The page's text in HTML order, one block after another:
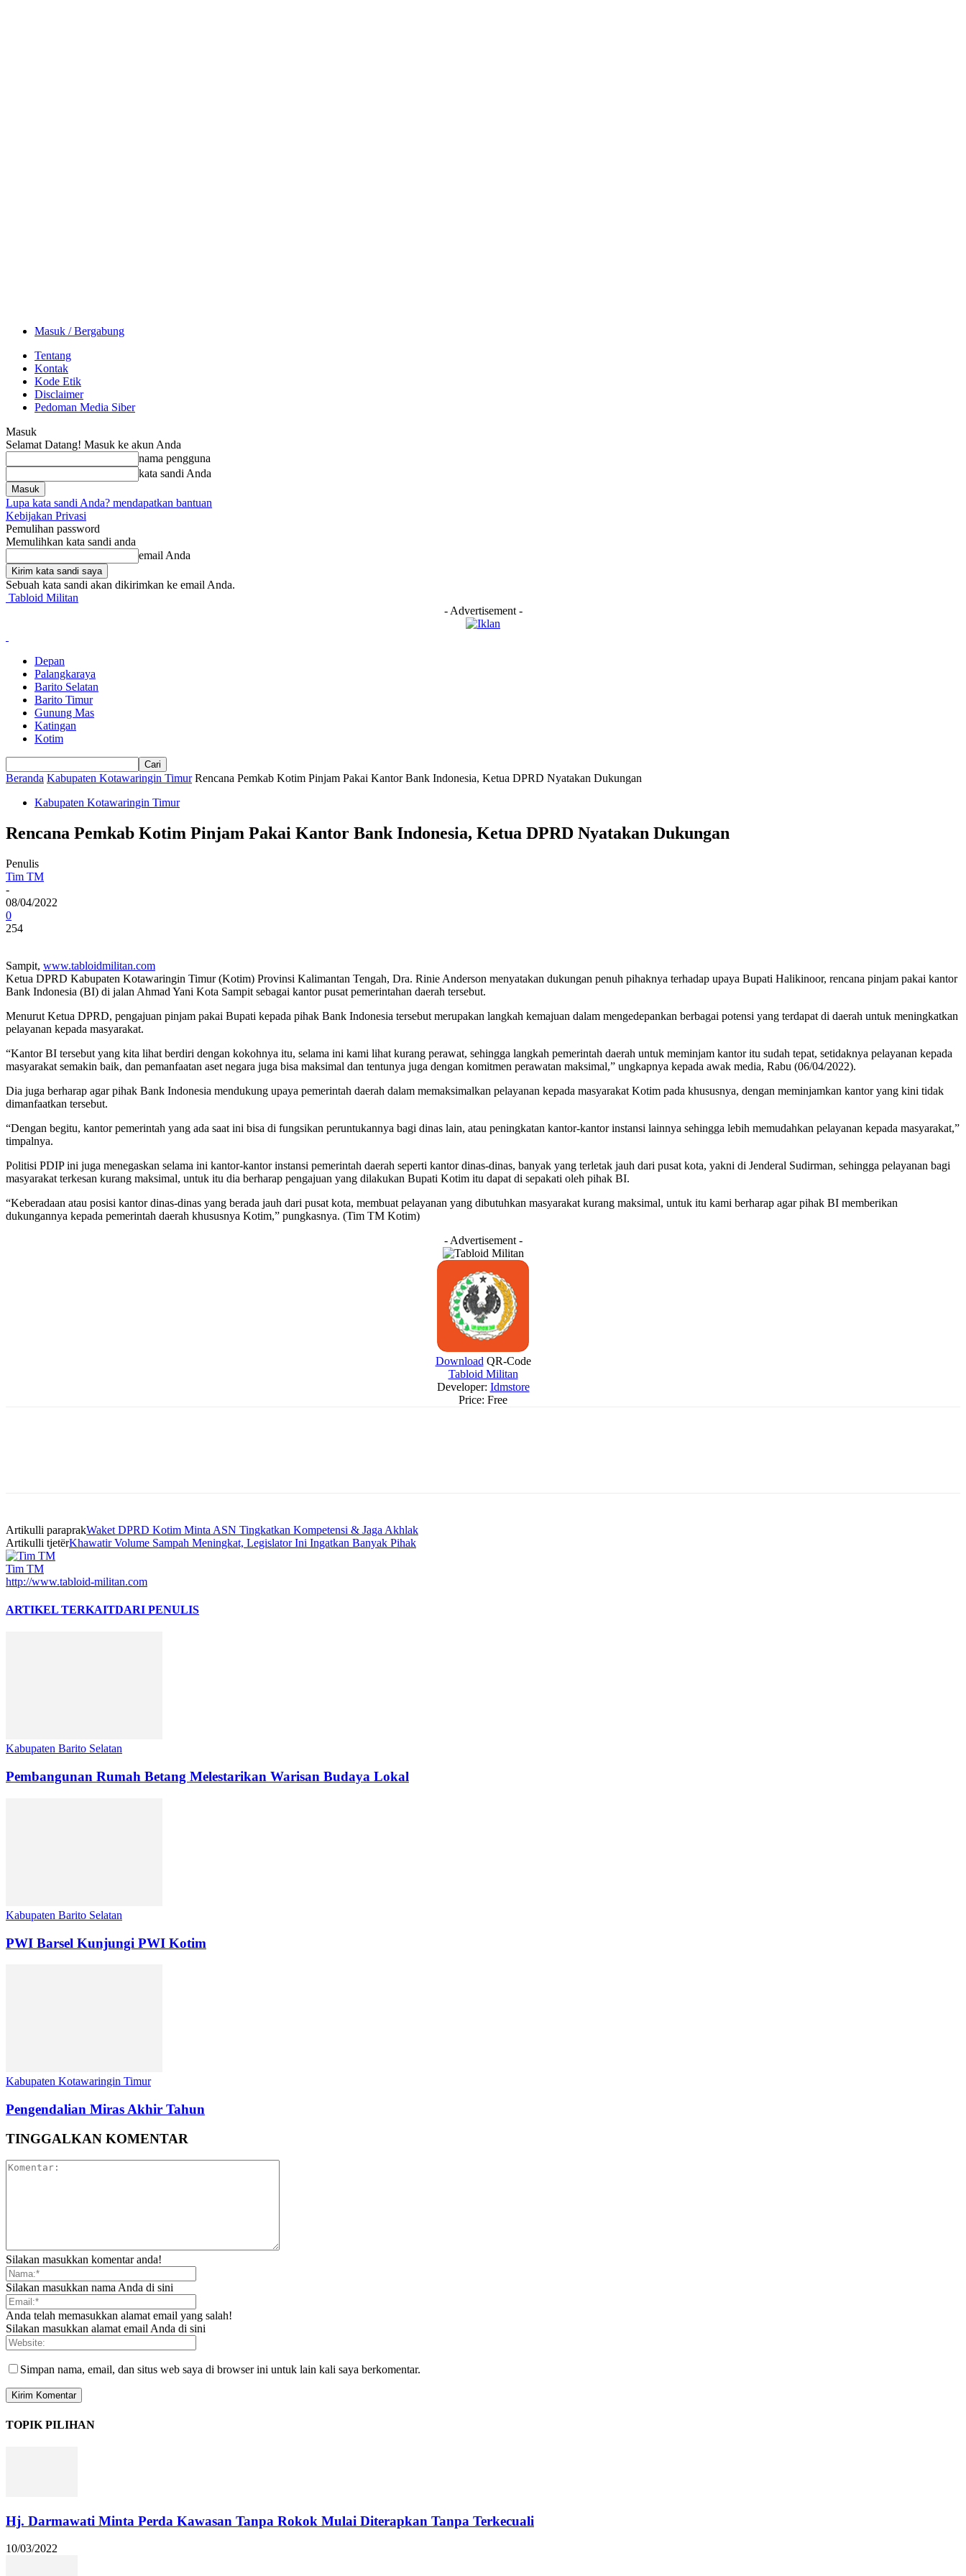
Masuk / Bergabung
Tentang
Kontak
Kode Etik
Disclaimer
Pedoman Media Siber
Masuk
Selamat Datang! Masuk ke akun Anda
nama pengguna
kata sandi Anda
Lupa kata sandi Anda? mendapatkan bantuan
Kebijakan Privasi
Pemulihan password
Memulihkan kata sandi anda
email Anda
Sebuah kata sandi akan dikirimkan ke email Anda.
Tabloid Militan
- Advertisement -
Depan
Palangkaraya
Barito Selatan
Barito Timur
Gunung Mas
Katingan
Kotim
Beranda Kabupaten Kotawaringin Timur Rencana Pemkab Kotim Pinjam Pakai Kantor Bank Indonesia, Ketua DPRD Nyatakan Dukungan
Kabupaten Kotawaringin Timur
Rencana Pemkab Kotim Pinjam Pakai Kantor Bank Indonesia, Ketua DPRD Nyatakan Dukungan
Penulis
Tim TM
-
08/04/2022
0
254
Sampit, www.tabloidmilitan.com
Ketua DPRD Kabupaten Kotawaringin Timur (Kotim) Provinsi Kalimantan Tengah, Dra. Rinie Anderson menyatakan dukungan penuh pihaknya terhadap upaya Bupati Halikinoor, rencana pinjam pakai kantor
Bank Indonesia (BI) di jalan Ahmad Yani Kota Sampit sebagai kantor pusat pemerintahan daerah tersebut.
Menurut Ketua DPRD, pengajuan pinjam pakai Bupati kepada pihak Bank Indonesia tersebut merupakan langkah kemajuan dalam mengedepankan berbagai potensi yang terdapat di daerah untuk meningkatkan
pelayanan kepada masyarakat.
“Kantor BI tersebut yang kita lihat berdiri dengan kokohnya itu, selama ini kami lihat kurang perawat, sehingga langkah pemerintah daerah untuk meminjam kantor itu sudah tepat, setidaknya pelayanan kepada
masyarakat semakin baik, dan pemanfaatan aset negara juga bisa maksimal dan tentunya juga dengan komitmen perawatan maksimal,” ungkapnya kepada awak media, Rabu (06/04/2022).
Dia juga berharap agar pihak Bank Indonesia mendukung upaya pemerintah daerah dalam memaksimalkan pelayanan kepada masyarakat Kotim pada khususnya, dengan meminjamkan kantor yang kini tidak
dimanfaatkan tersebut.
“Dengan begitu, kantor pemerintah yang ada saat ini bisa di fungsikan peruntukannya bagi dinas lain, atau peningkatan kantor-kantor instansi lainnya sehingga lebih memudahkan pelayanan kepada masyarakat,”
timpalnya.
Politisi PDIP ini juga menegaskan selama ini kantor-kantor instansi pemerintah daerah seperti kantor dinas-dinas, banyak yang terletak jauh dari pusat kota, yakni di Jenderal Sudirman, sehingga pelayanan bagi
masyarakat terkesan kurang maksimal, untuk itu dia berharap pengajuan yang dilakukan Bupati Kotim itu dapat di sepakati oleh pihak BI.
“Keberadaan atau posisi kantor dinas-dinas yang berada jauh dari pusat kota, membuat pelayanan yang dibutuhkan masyarakat kurang maksimal, untuk itu kami berharap agar pihak BI memberikan
dukungannya kepada pemerintah daerah khususnya Kotim,” pungkasnya. (Tim TM Kotim)
- Advertisement -
Download QR-Code
Tabloid Militan
Developer: Idmstore
Price: Free
Artikulli paraprakWaket DPRD Kotim Minta ASN Tingkatkan Kompetensi & Jaga Akhlak
Artikulli tjetërKhawatir Volume Sampah Meningkat, Legislator Ini Ingatkan Banyak Pihak
Tim TM
http://www.tabloid-militan.com
ARTIKEL TERKAITDARI PENULIS
Kabupaten Barito Selatan
Pembangunan Rumah Betang Melestarikan Warisan Budaya Lokal
Kabupaten Barito Selatan
PWI Barsel Kunjungi PWI Kotim
Kabupaten Kotawaringin Timur
Pengendalian Miras Akhir Tahun
TINGGALKAN KOMENTAR
Silakan masukkan komentar anda!
Silakan masukkan nama Anda di sini
Anda telah memasukkan alamat email yang salah!
Silakan masukkan alamat email Anda di sini
Simpan nama, email, dan situs web saya di browser ini untuk lain kali saya berkomentar.
TOPIK PILIHAN
Hj. Darmawati Minta Perda Kawasan Tanpa Rokok Mulai Diterapkan Tanpa Terkecuali
10/03/2022